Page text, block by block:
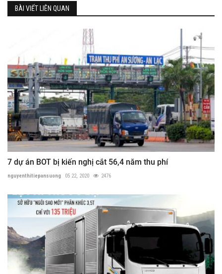
BÀI VIẾT LIÊN QUAN
7 dự án BOT bị kiến nghị cắt 56,4 năm thu phí
nguyenthitiepansuong 05 22, 2020 2476